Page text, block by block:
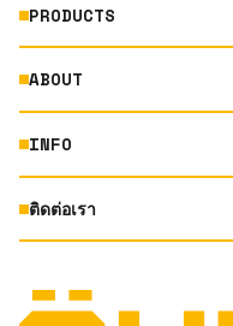
PRODUCTS
MOTORCYCLE
AUTOMOTIVE
ABOUT
ABOUT US
RACING
TERMS AND CONDITIONS
INFO
DOCUMENT LIBRARY
TECHNOLOGY
ติดต่อเรา
INSTAGRAM